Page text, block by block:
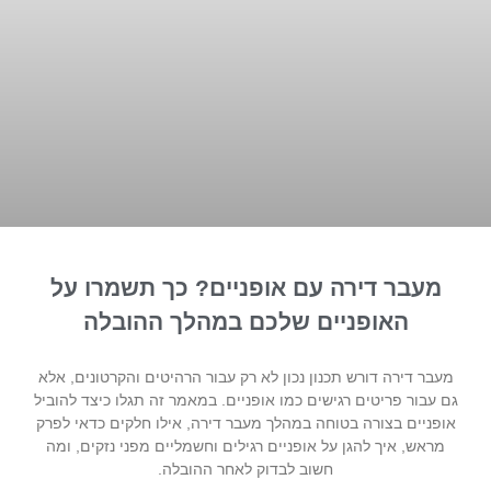
מעבר דירה עם אופניים? כך תשמרו על
האופניים שלכם במהלך ההובלה
מעבר דירה דורש תכנון נכון לא רק עבור הרהיטים והקרטונים, אלא
גם עבור פריטים רגישים כמו אופניים. במאמר זה תגלו כיצד להוביל
אופניים בצורה בטוחה במהלך מעבר דירה, אילו חלקים כדאי לפרק
מראש, איך להגן על אופניים רגילים וחשמליים מפני נזקים, ומה
חשוב לבדוק לאחר ההובלה.